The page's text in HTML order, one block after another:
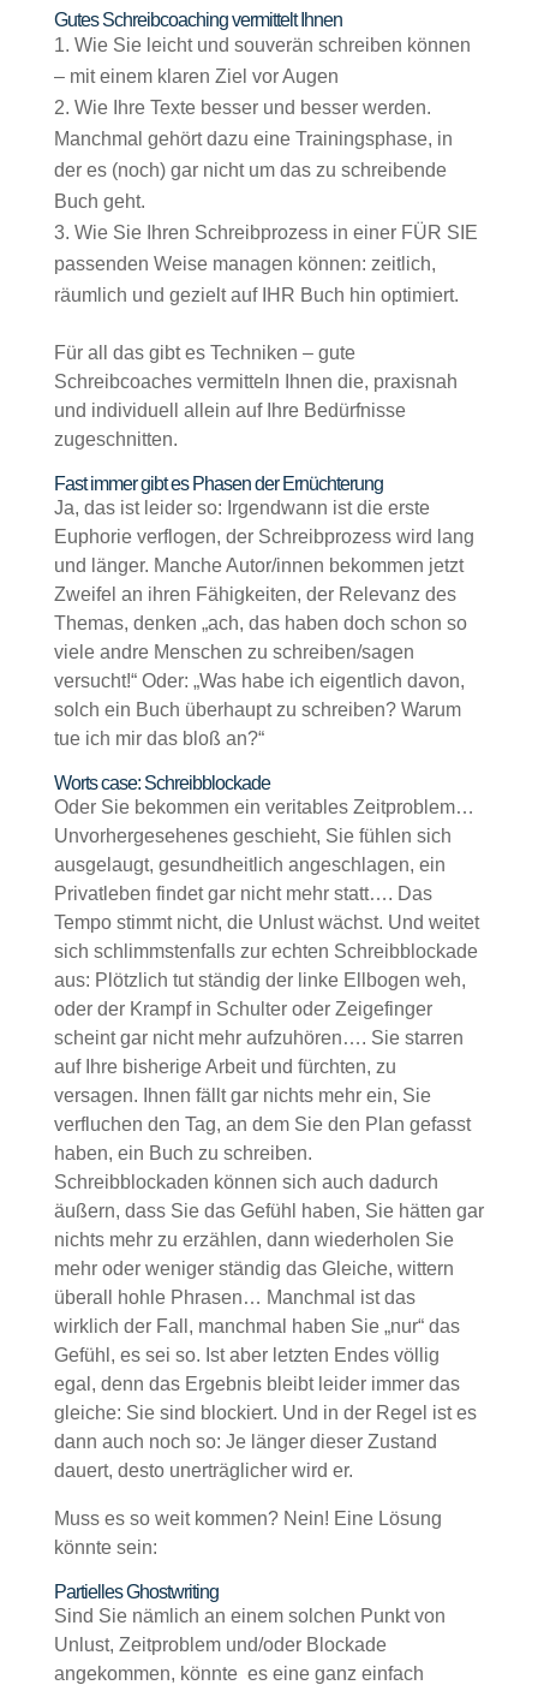
Gutes Schreibcoaching vermittelt Ihnen
Wie Sie leicht und souverän schreiben können
– mit einem klaren Ziel vor Augen
Wie Ihre Texte besser und besser werden.
Manchmal gehört dazu eine Trainingsphase, in
der es (noch) gar nicht um das zu schreibende
Buch geht.
Wie Sie Ihren Schreibprozess in einer FÜR SIE
passenden Weise managen können: zeitlich,
räumlich und gezielt auf IHR Buch hin optimiert.
Für all das gibt es Techniken – gute
Schreibcoaches vermitteln Ihnen die, praxisnah
und individuell allein auf Ihre Bedürfnisse
zugeschnitten.
Fast immer gibt es Phasen der Ernüchterung
Ja, das ist leider so: Irgendwann ist die erste
Euphorie verflogen, der Schreibprozess wird lang
und länger. Manche Autor/innen bekommen jetzt
Zweifel an ihren Fähigkeiten, der Relevanz des
Themas, denken „ach, das haben doch schon so
viele andre Menschen zu schreiben/sagen
versucht!“ Oder: „Was habe ich eigentlich davon,
solch ein Buch überhaupt zu schreiben? Warum
tue ich mir das bloß an?“
Worts case: Schreibblockade
Oder Sie bekommen ein veritables Zeitproblem…
Unvorhergesehenes geschieht, Sie fühlen sich
ausgelaugt, gesundheitlich angeschlagen, ein
Privatleben findet gar nicht mehr statt…. Das
Tempo stimmt nicht, die Unlust wächst. Und weitet
sich schlimmstenfalls zur echten Schreibblockade
aus: Plötzlich tut ständig der linke Ellbogen weh,
oder der Krampf in Schulter oder Zeigefinger
scheint gar nicht mehr aufzuhören…. Sie starren
auf Ihre bisherige Arbeit und fürchten, zu
versagen. Ihnen fällt gar nichts mehr ein, Sie
verfluchen den Tag, an dem Sie den Plan gefasst
haben, ein Buch zu schreiben.
Schreibblockaden können sich auch dadurch
äußern, dass Sie das Gefühl haben, Sie hätten gar
nichts mehr zu erzählen, dann wiederholen Sie
mehr oder weniger ständig das Gleiche, wittern
überall hohle Phrasen… Manchmal ist das
wirklich der Fall, manchmal haben Sie „nur“ das
Gefühl, es sei so. Ist aber letzten Endes völlig
egal, denn das Ergebnis bleibt leider immer das
gleiche: Sie sind blockiert. Und in der Regel ist es
dann auch noch so: Je länger dieser Zustand
dauert, desto unerträglicher wird er.
Muss es so weit kommen? Nein! Eine Lösung
könnte sein:
Partielles Ghostwriting
Sind Sie nämlich an einem solchen Punkt von
Unlust, Zeitproblem und/oder Blockade
angekommen, könnte es eine ganz einfach